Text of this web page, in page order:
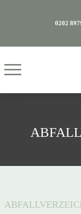
0202